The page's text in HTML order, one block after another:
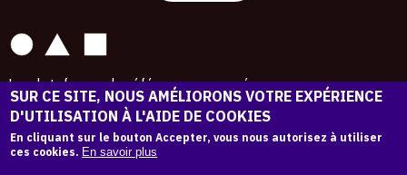
La plateforme de référence pour créer,
conserver et promouvoir l'Histoire de l'Art.
Des catalogues raisonnés aux archives
d'expositions.
43 254 œuvres d'art — 7 587 expositions
SUR CE SITE, NOUS AMÉLIORONS VOTRE EXPÉRIENCE
D'UTILISATION À L'AIDE DE COOKIES
En cliquant sur le bouton Accepter, vous nous autorisez à utiliser
ces cookies. En savoir plus